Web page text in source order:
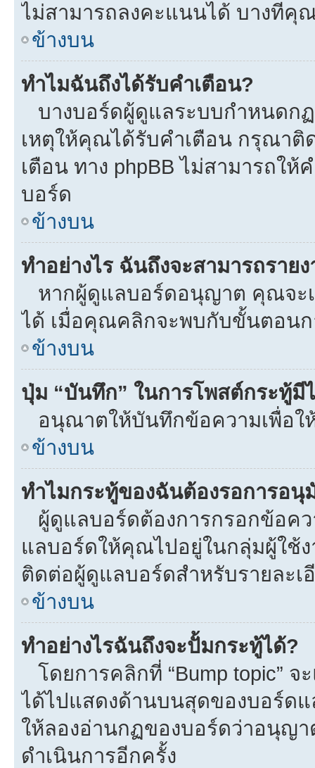
ไม่สามารถลงคะแนนได้ บางทีคุ
ข้างบน
ทำไมฉันถึงได้รับคำเตือน?
บางบอร์ดผู้ดูแลระบบกำหนดก
เหตุให้คุณได้รับคำเตือน กรุณา
เตือน ทาง phpBB ไม่สามารถใ
บอร์ด
ข้างบน
ทำอย่างไร ฉันถึงจะสามารถรา
หากผู้ดูแลบอร์ดอนุญาต คุณจะเ
ได้ เมื่อคุณคลิกจะพบกับขั้นตอนก
ข้างบน
ปุ่ม “บันทึก” ในการโพสต์กระทู้มี
อนุณาตให้บันทึกข้อความเพื่อใ
ข้างบน
ทำไมกระทู้ของฉันต้องรอการอนุ
ผู้ดูแลบอร์ดต้องการกรอกข้อค
แลบอร์ดให้คุณไปอยู่ในกลุ่มผู้ใช้
ติดต่อผู้ดูแลบอร์ดสำหรับรายละเ
ข้างบน
ทำอย่างไรฉันถึงจะปั้มกระทู้ได้?
โดยการคลิกที่ “Bump topic”
ได้ไปแสดงด้านบนสุดของบอร์ด
ให้ลองอ่านกฏของบอร์ดว่าอนุญ
ดำเนินการอีกครั้ง